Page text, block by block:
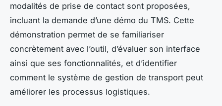
modalités de prise de contact sont proposées,
incluant la demande d’une démo du TMS. Cette
démonstration permet de se familiariser
concrètement avec l’outil, d’évaluer son interface
ainsi que ses fonctionnalités, et d’identifier
comment le système de gestion de transport peut
améliorer les processus logistiques.